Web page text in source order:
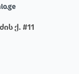
ქ. #11